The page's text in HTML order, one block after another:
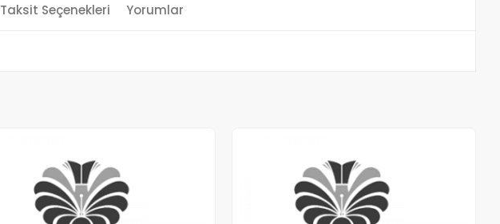
Taksit Seçenekleri Yorumlar